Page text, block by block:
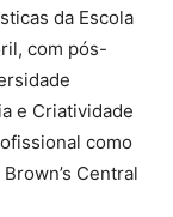
da Escola
com pós-
e Criatividade
como
Central